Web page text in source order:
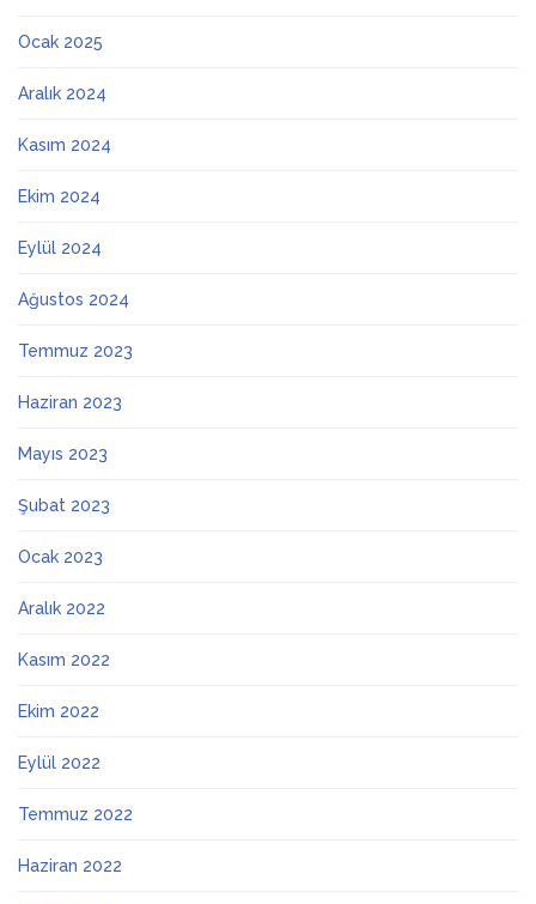
Ocak 2025
Aralık 2024
Kasım 2024
Ekim 2024
Eylül 2024
Ağustos 2024
Temmuz 2023
Haziran 2023
Mayıs 2023
Şubat 2023
Ocak 2023
Aralık 2022
Kasım 2022
Ekim 2022
Eylül 2022
Temmuz 2022
Haziran 2022